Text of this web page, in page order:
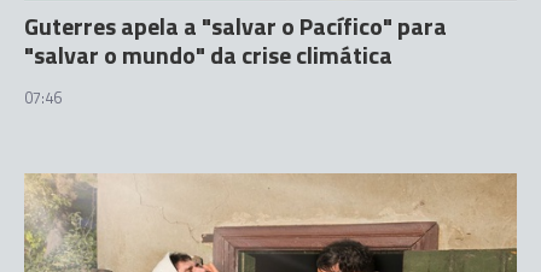
Guterres apela a "salvar o Pacífico" para
"salvar o mundo" da crise climática
07:46